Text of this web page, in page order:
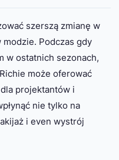
szerszą zmianę w
Podczas gdy
w ostatnich sezonach,
może oferować
projektantów i
nie tylko na
i even wystrój